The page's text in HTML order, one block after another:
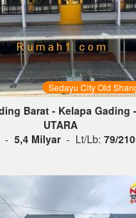
Sedayu City Old
Barat - Kelapa Gading
UTARA
- 5,4 Milyar - Lt/Lb: 79/210